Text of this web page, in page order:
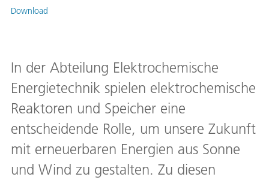
Download
In der Abteilung Elektrochemische
Energietechnik spielen elektrochemische
Reaktoren und Speicher eine
entscheidende Rolle, um unsere Zukunft
mit erneuerbaren Energien aus Sonne
und Wind zu gestalten. Zu diesen